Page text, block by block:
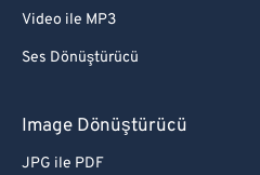
Video ile MP3
Ses Dönüştürücü
Image Dönüştürücü
JPG ile PDF